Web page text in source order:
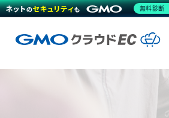
無料診断